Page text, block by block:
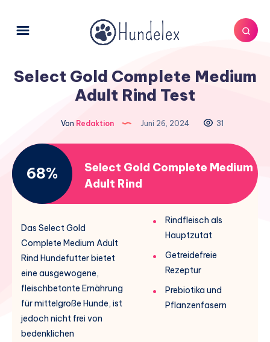
Select Gold Complete Medium
Adult Rind Test
Von Redaktion Juni 26, 2024 31
68%
Select Gold Complete Medium
Adult Rind
Das Select Gold
Complete Medium Adult
Rind Hundefutter bietet
eine ausgewogene,
fleischbetonte Ernährung
für mittelgroße Hunde, ist
jedoch nicht frei von
bedenklichen
Rindfleisch als
Hauptzutat
Getreidefreie
Rezeptur
Prebiotika und
Pflanzenfasern